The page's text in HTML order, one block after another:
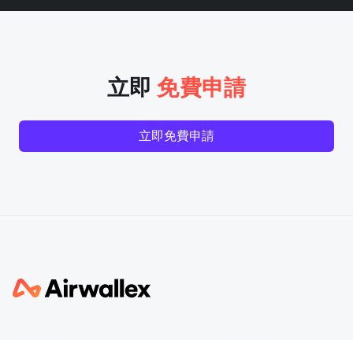
立即免費申請
立即免費申請